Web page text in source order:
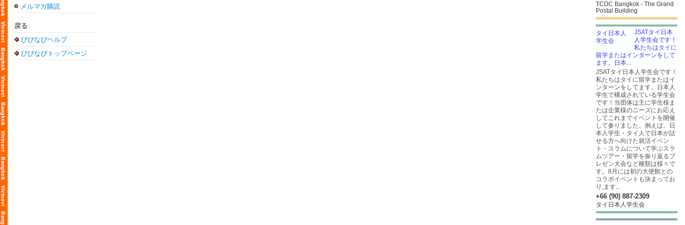
メルマガ購読
戻る
びびなびヘルプ
びびなびトップページ
TCDC Bangkok - The Grand
Postal Building
JSATタイ日本
人学生会です！
私たちはタイに
留学またはインターンをして
ます。日本...
JSATタイ日本人学生会です！
私たちはタイに留学またはイ
ンターンをしてます。日本人
学生で構成されている学生会
です！当団体は主に学生様ま
たは企業様のニーズにお応え
してこれまでイベントを開催
して参りました。例えば、日
本人学生・タイ人で日本が話
せる方へ向けた就活イベン
ト・スラムについて学ぶスラ
ムツアー・留学を振り返るプ
レゼン大会など種類は様々で
す。8月には初の大使館との
コラボイベントも決まってお
り,ます...
+66 (90) 887-2309
タイ日本人学生会